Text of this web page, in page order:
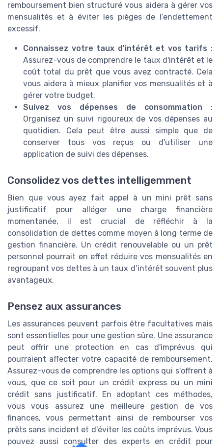
remboursement bien structuré vous aidera à gérer vos
mensualités et à éviter les pièges de l’endettement
excessif.
Connaissez votre taux d'intérêt et vos tarifs :
Assurez-vous de comprendre le taux d'intérêt et le
coût total du prêt que vous avez contracté. Cela
vous aidera à mieux planifier vos mensualités et à
gérer votre budget.
Suivez vos dépenses de consommation :
Organisez un suivi rigoureux de vos dépenses au
quotidien. Cela peut être aussi simple que de
conserver tous vos reçus ou d'utiliser une
application de suivi des dépenses.
Consolidez vos dettes intelligemment
Bien que vous ayez fait appel à un mini prêt sans
justificatif pour alléger une charge financière
momentanée, il est crucial de réfléchir à la
consolidation de dettes comme moyen à long terme de
gestion financière. Un crédit renouvelable ou un prêt
personnel pourrait en effet réduire vos mensualités en
regroupant vos dettes à un taux d’intérêt souvent plus
avantageux.
Pensez aux assurances
Les assurances peuvent parfois être facultatives mais
sont essentielles pour une gestion sûre. Une assurance
peut offrir une protection en cas d'imprévus qui
pourraient affecter votre capacité de remboursement.
Assurez-vous de comprendre les options qui s'offrent à
vous, que ce soit pour un crédit express ou un mini
crédit sans justificatif. En adoptant ces méthodes,
vous vous assurez une meilleure gestion de vos
finances, vous permettant ainsi de rembourser vos
prêts sans incident et d'éviter les coûts imprévus. Vous
pouvez aussi consulter des experts en crédit pour